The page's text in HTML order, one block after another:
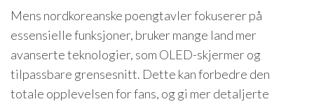
Mens nordkoreanske poengtavler fokuserer på
essensielle funksjoner, bruker mange land mer
avanserte teknologier, som OLED-skjermer og
tilpassbare grensesnitt. Dette kan forbedre den
totale opplevelsen for fans, og gi mer detaljerte